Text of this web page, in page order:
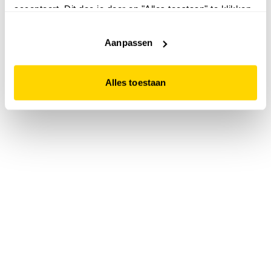
accepteert. Dit doe je door op "Alles toestaan" te klikken.
website niet optimaal functioneert.
Aanpassen
Alles toestaan